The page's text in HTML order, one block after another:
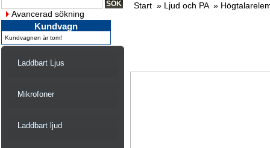
Avancerad sökning
Kundvagn
Kundvagnen är tom!
Laddbart Ljus
Mikrofoner
Laddbart ljud
Start » Ljud och PA»